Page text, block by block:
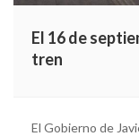
El 16 de
tren
El Gobierno de